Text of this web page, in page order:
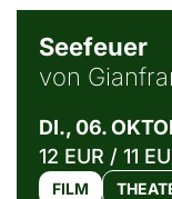
Seefeuer
von
DI., 06.
12 EUR / 11
FILM